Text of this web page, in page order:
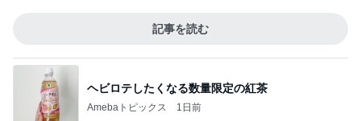
記事を読む
ヘビロテしたくなる数量限定の紅茶
Amebaトピックス 1日前